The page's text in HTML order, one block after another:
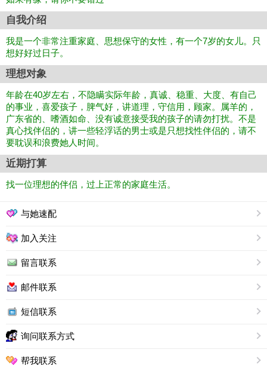
自我介绍
我是一个非常注重家庭、思想保守的女性，有一个7岁的女儿。只
想好好过日子。
理想对象
年龄在40岁左右，不隐瞒实际年龄，真诚、稳重、大度、有自己
的事业，喜爱孩子，脾气好，讲道理，守信用，顾家。属羊的，
广东省的、嗜酒如命、没有诚意接受我的孩子的请勿打扰。不是
真心找伴侣的，讲一些轻浮话的男士或是只想找性伴侣的，请不
要耽误和浪费她人时间。
近期打算
找一位理想的伴侣，过上正常的家庭生活。
与她速配
加入关注
留言联系
邮件联系
短信联系
询问联系方式
帮我联系